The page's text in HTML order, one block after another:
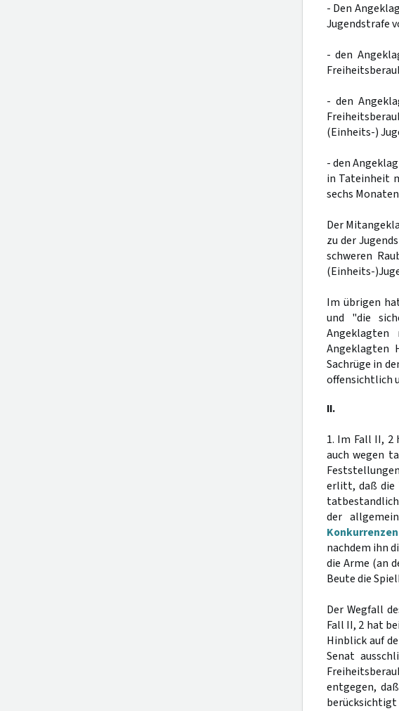
- Den
Jugendstrafe
- den
- den
(Einheits-)
- den
in Tateinheit
sechs
Der
zu der
schweren
(Einheits-
Im übrigen
und "die
Angeklagten
Sachrüge in
offensichtlich
II.
1. Im Fall II, 2
auch wegen
erlitt, daß die
der
nachdem ihn
die Arme (an
Beute die
Der Wegfall
Fall II, 2 hat
Hinblick auf
Senat
entgegen,
berücksichtigt